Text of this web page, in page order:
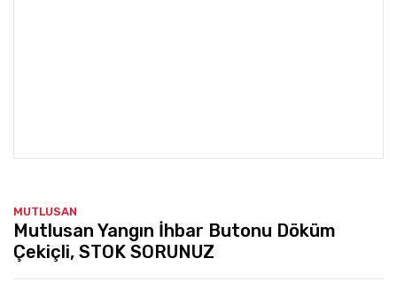
MUTLUSAN
Mutlusan Yangın İhbar Butonu Döküm
Çekiçli, STOK SORUNUZ